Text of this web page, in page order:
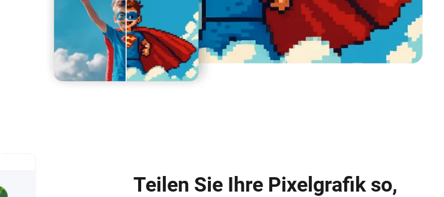
Teilen Sie Ihre Pixelgrafik so,